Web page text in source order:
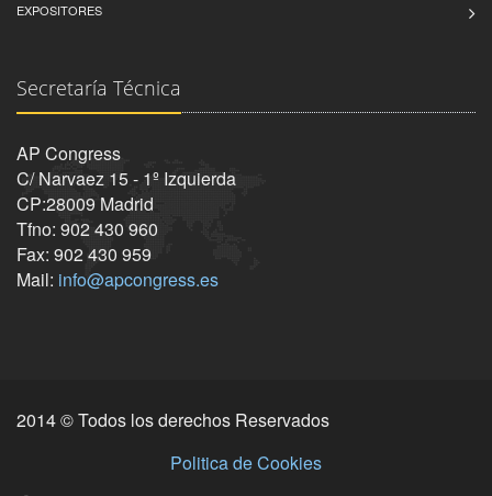
EXPOSITORES
Secretaría Técnica
AP Congress
C/ Narvaez 15 - 1º Izquierda
CP:28009 Madrid
Tfno: 902 430 960
Fax: 902 430 959
Mail: info@apcongress.es
2014 © Todos los derechos Reservados
Politica de Cookies